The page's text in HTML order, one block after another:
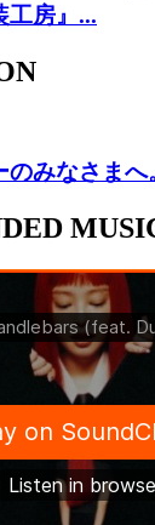
工房』...
のみなさま